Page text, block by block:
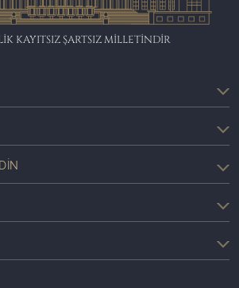
KAYITSIZ ŞARTSIZ MİLLETİNDİR